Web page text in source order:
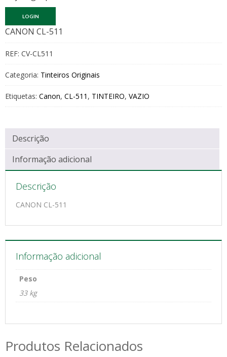
LOGIN
CANON CL-511
REF: CV-CL511
Categoria: Tinteiros Originais
Etiquetas: Canon, CL-511 , TINTEIRO, VAZIO
Descrição
Informação adicional
Descrição
CANON CL-511
Informação adicional
Peso
33 kg
Produtos Relacionados